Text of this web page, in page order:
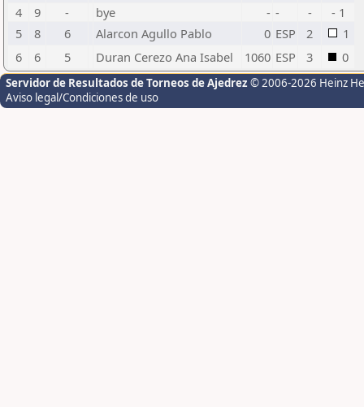
4
9 - bye - - -
- 1
5
8 6 Alarcon Agullo Pablo 0 ESP 2
1
6
6 5 Duran Cerezo Ana Isabel 1060 ESP 3 0
Servidor de Resultados de Torneos de Ajedrez © 2006-2026 Heinz
Aviso legal/Condiciones de uso